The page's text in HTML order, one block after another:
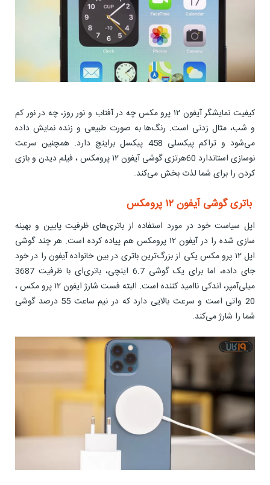
کیفیت نمایشگر آیفون ۱۲ پرو مکس چه در آفتاب و نور روز، چه در نور کم
و شب، مثال زدنی است. رنگ‌ها به صورت طبیعی و زنده نمایش داده
می‌شود و تراکم پیکسلی 458 پیکسل بر‌اینچ دارد. همچنین سرعت
نوسازی استاندارد 60هرتزی گوشی آیفون ۱۲ پرومکس ، فیلم دیدن و بازی
کردن را برای شما لذت بخش می‌کند.
باتری گوشی آیفون ۱۲ پرومکس
اپل سیاست خود در مورد استفاده از باتری‌های ظرفیت پایین و بهینه
سازی شده را در آیفون ۱۲ پرومکس هم پیاده کرده است. هر چند گوشی
اپل ۱۲ پرو مکس یکی از بزرگ‌ترین باتری در بین خانواده آیفون را در خود
جای داده، اما برای یک گوشی 6.7 اینچی، باتری‌ای با ظرفیت 3687
میلی‌آمپر، اندکی ناامید کننده است. البته فست شارژ ایفون ۱۲ پرو مکس ،
20 واتی است و سرعت بالایی دارد که در نیم ساعت 55 درصد گوشی
شما را شارژ می‌کند.